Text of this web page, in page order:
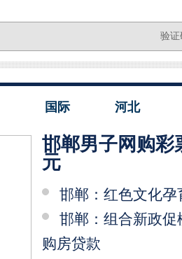
国际 河北
邯郸男子网购彩
元
邯郸：红色文化孕
邯郸：组合新政
购房贷款